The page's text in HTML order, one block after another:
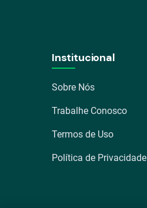
Institucional
Sobre Nós
Trabalhe Conosco
Termos de Uso
Política de Privacidade